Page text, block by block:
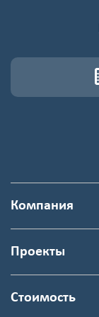
Компания
Проекты
Стоимость